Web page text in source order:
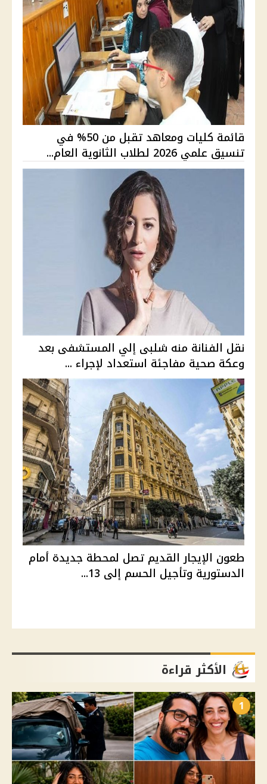
قائمة كليات ومعاهد تقبل من 50% في
تنسيق علمي 2026 لطلاب الثانوية العام...
نقل الفنانة منه شلبى إلي المستشفى بعد
وعكة صحية مفاجئة استعداد لإجراء ...
طعون الإيجار القديم تصل لمحطة جديدة أمام
الدستورية وتأجيل الحسم إلى 13...
الأكثر قراءة
1